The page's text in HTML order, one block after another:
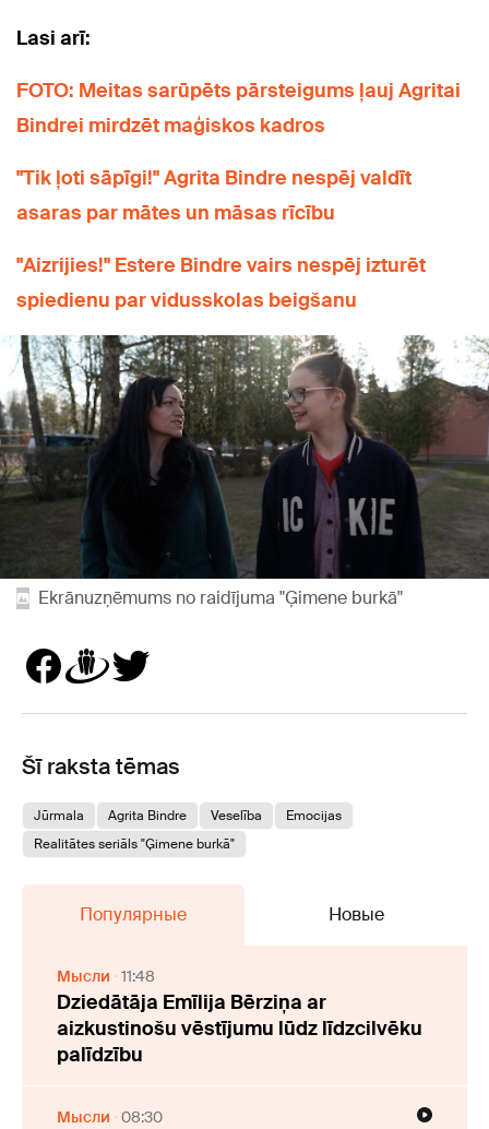
Lasi arī:
FOTO: Meitas sarūpēts pārsteigums ļauj Agritai
Bindrei mirdzēt maģiskos kadros
"Tik ļoti sāpīgi!" Agrita Bindre nespēj valdīt
asaras par mātes un māsas rīcību
"Aizrijies!" Estere Bindre vairs nespēj izturēt
spiedienu par vidusskolas beigšanu
Ekrānuzņēmums no raidījuma "Ģimene burkā"
Šī raksta tēmas
Jūrmala Agrita Bindre Veselība
Emocijas
Realitātes seriāls "Ģimene burkā"
Популярные Новые
Мысли 11:48
Dziedātāja Emīlija Bērziņa ar
aizkustinošu vēstījumu lūdz līdzcilvēku
palīdzību
Мысли 08:30